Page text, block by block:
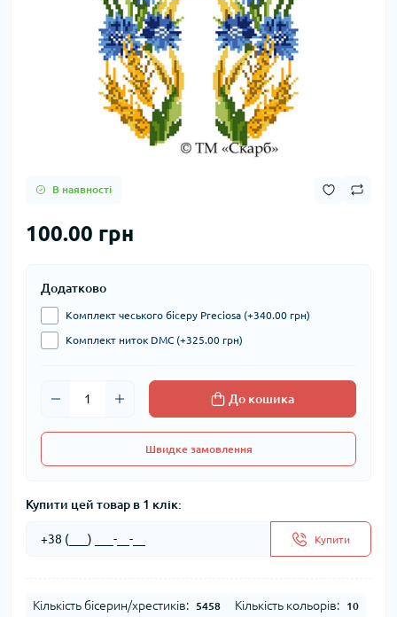
В наявності
100.00 грн
Додатково
Комплект чеського бісеру Preciosa (+340.00 грн)
Комплект ниток DMC (+325.00 грн)
До кошика
Швидке замовлення
Купити цей товар в 1 клік:
Купити
Кількість бісерин/хрестиків: 5458 Кількість кольорів: 10